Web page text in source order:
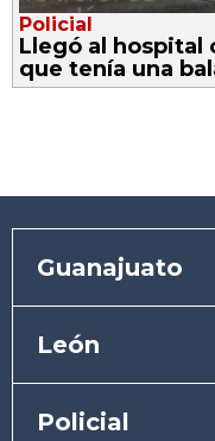
Policial
Llegó al hospital
que tenía una
Guanajuato
León
Policial